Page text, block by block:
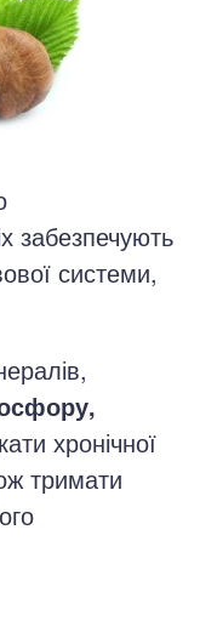
забезпечують
системи,
хронічної
тримати